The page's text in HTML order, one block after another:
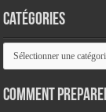
Catégories
Catégories
COMMENT